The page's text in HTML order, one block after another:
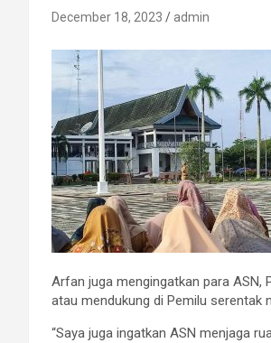
December 18, 2023 admin
Arfan juga mengingatkan para ASN,
atau mendukung di Pemilu serentak
“Saya juga ingatkan ASN menjaga